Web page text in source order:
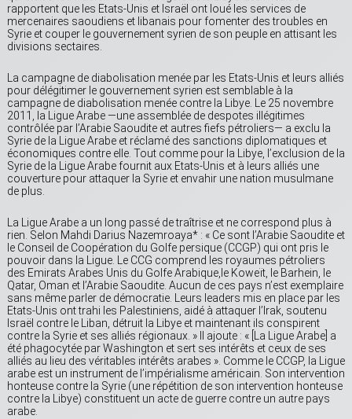
rapportent que les Etats-Unis et Israël ont loué les services de
mercenaires saoudiens et libanais pour fomenter des troubles en
Syrie et couper le gouvernement syrien de son peuple en attisant les
divisions sectaires.
La campagne de diabolisation menée par les Etats-Unis et leurs alliés
pour délégitimer le gouvernement syrien est semblable à la
campagne de diabolisation menée contre la Libye. Le 25 novembre
2011, la Ligue Arabe —une assemblée de despotes illégitimes
contrôlée par l’Arabie Saoudite et autres fiefs pétroliers— a exclu la
Syrie de la Ligue Arabe et réclamé des sanctions diplomatiques et
économiques contre elle. Tout comme pour la Libye, l’exclusion de la
Syrie de la Ligue Arabe fournit aux Etats-Unis et à leurs alliés une
couverture pour attaquer la Syrie et envahir une nation musulmane
de plus.
La Ligue Arabe a un long passé de traîtrise et ne correspond plus à
rien. Selon Mahdi Darius Nazemroaya* : « Ce sont l’Arabie Saoudite et
le Conseil de Coopération du Golfe persique (CCGP) qui ont pris le
pouvoir dans la Ligue. Le CCG comprend les royaumes pétroliers
des Emirats Arabes Unis du Golfe Arabique,le Koweït, le Barhein, le
Qatar, Oman et l’Arabie Saoudite. Aucun de ces pays n’est exemplaire
sans même parler de démocratie. Leurs leaders mis en place par les
Etats-Unis ont trahi les Palestiniens, aidé à attaquer l’Irak, soutenu
Israël contre le Liban, détruit la Libye et maintenant ils conspirent
contre la Syrie et ses alliés régionaux. » Il ajoute : « [La Ligue Arabe] a
été phagocytée par Washington et sert ses intérêts et ceux de ses
alliés au lieu des véritables intérêts arabes ». Comme le CCGP, la Ligue
arabe est un instrument de l’impérialisme américain. Son intervention
honteuse contre la Syrie (une répétition de son intervention honteuse
contre la Libye) constituent un acte de guerre contre un autre pays
arabe.